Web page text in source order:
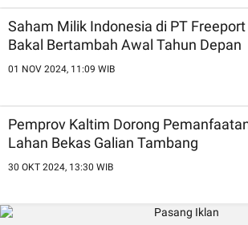
Saham Milik Indonesia di PT Freeport
Bakal Bertambah Awal Tahun Depan
01 NOV 2024, 11:09 WIB
Pemprov Kaltim Dorong
Lahan Bekas Galian Tambang
30 OKT 2024, 13:30 WIB